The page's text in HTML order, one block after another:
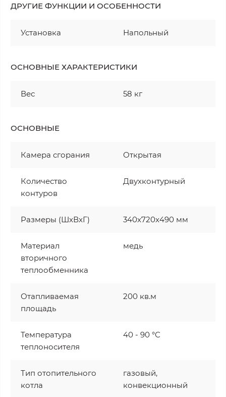
ДРУГИЕ ФУНКЦИИ И ОСОБЕННОСТИ
Установка Напольный
ОСНОВНЫЕ ХАРАКТЕРИСТИКИ
Вес 58 кг
ОСНОВНЫЕ
Камера сгорания Открытая
Количество
контуров
Двухконтурный
Размеры (ШxВxГ) 340x720x490 мм
Материал
вторичного
теплообменника
медь
Отапливаемая
площадь
200 кв.м
Температура
теплоносителя
40 - 90 °С
Тип отопительного
котла
газовый,
конвекционный